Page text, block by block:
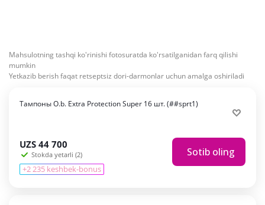
Mahsulotning tashqi ko'rinishi fotosuratda ko'rsatilganidan farq qilishi
mumkin
Yetkazib berish faqat retseptsiz dori-darmonlar uchun amalga oshiriladi
Тампоны O.b. Extra Protection Super 16 шт. (##sprt1)
UZS 44 700
Stokda yetarli (2)
+2 235 keshbek-bonus
Sotib oling